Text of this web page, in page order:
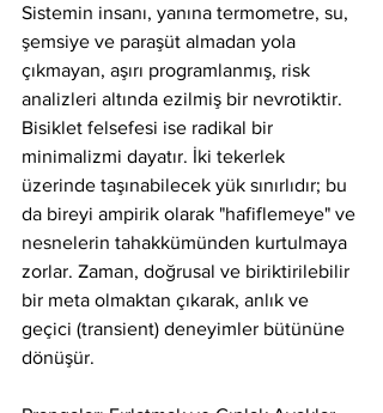
Sistemin insanı, yanına termometre, su,
şemsiye ve paraşüt almadan yola
çıkmayan, aşırı programlanmış, risk
analizleri altında ezilmiş bir nevrotiktir.
Bisiklet felsefesi ise radikal bir
minimalizmi dayatır. İki tekerlek
üzerinde taşınabilecek yük sınırlıdır; bu
da bireyi ampirik olarak "hafiflemeye" ve
nesnelerin tahakkümünden kurtulmaya
zorlar. Zaman, doğrusal ve biriktirilebilir
bir meta olmaktan çıkarak, anlık ve
geçici (transient) deneyimler bütününe
dönüşür.